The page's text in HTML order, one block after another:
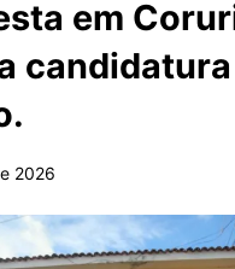
em
2026